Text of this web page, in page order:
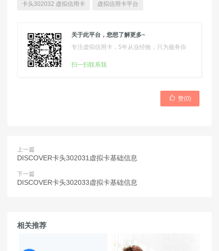
卡头302032 虚拟信用卡 虚拟信用卡平台
关于此平台，您想了解更多~
专注虚拟信用卡，5年从业经验，只为服务你
扫一扫联系我
 赞(0)
上一篇
DISCOVER卡头302031虚拟卡基础信息
下一篇
DISCOVER卡头302033虚拟卡基础信息
相关推荐